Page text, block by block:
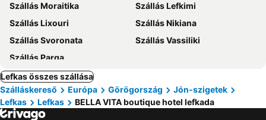
Szállás Moraitika
Szállás Lefkimi
Szállás Lixouri
Szállás Nikiana
Szállás Svoronata
Szállás Vassiliki
Szállás Parga
Lefkas összes szállása
Szálláskereső
Európa Görögország
Jón-szigetek
Lefkas
Lefkas BELLA VITA boutique hotel lefkada